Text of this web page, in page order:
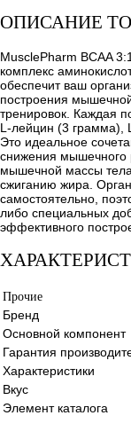
ОПИСАНИЕ
MusclePharm BCAA
комплекс
обеспечит ваш
построения
тренировок. Каждая
L-лейцин (3 грамма),
Это идеальное
снижения мышечного
мышечной массы
сжиганию жира.
самостоятельно,
либо специальных
эффективного
Прочие
Бренд
Основной компонент
Гарантия
Характеристики
Вкус
Элемент каталога